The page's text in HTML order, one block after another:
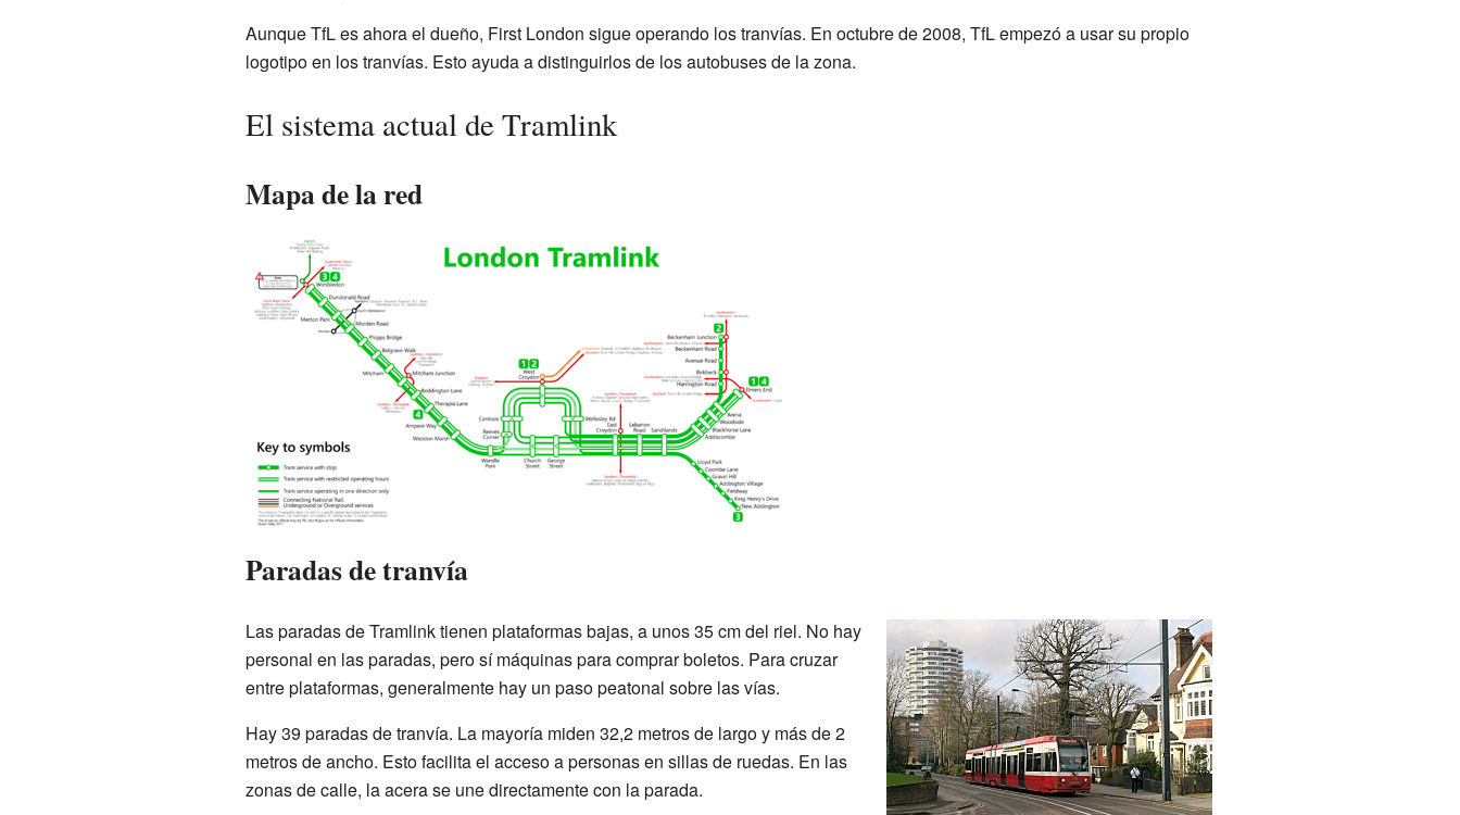
Aunque TfL es ahora el dueño, First London sigue operando los tranvías. En octubre de 2008, TfL empezó a usar su propio
logotipo en los tranvías. Esto ayuda a distinguirlos de los autobuses de la zona.
El sistema actual de Tramlink
Mapa de la red
Paradas de tranvía
Las paradas de Tramlink tienen plataformas bajas, a unos 35 cm del riel. No hay
personal en las paradas, pero sí máquinas para comprar boletos. Para cruzar
entre plataformas, generalmente hay un paso peatonal sobre las vías.
Hay 39 paradas de tranvía. La mayoría miden 32,2 metros de largo y más de 2
metros de ancho. Esto facilita el acceso a personas en sillas de ruedas. En las
zonas de calle, la acera se une directamente con la parada.